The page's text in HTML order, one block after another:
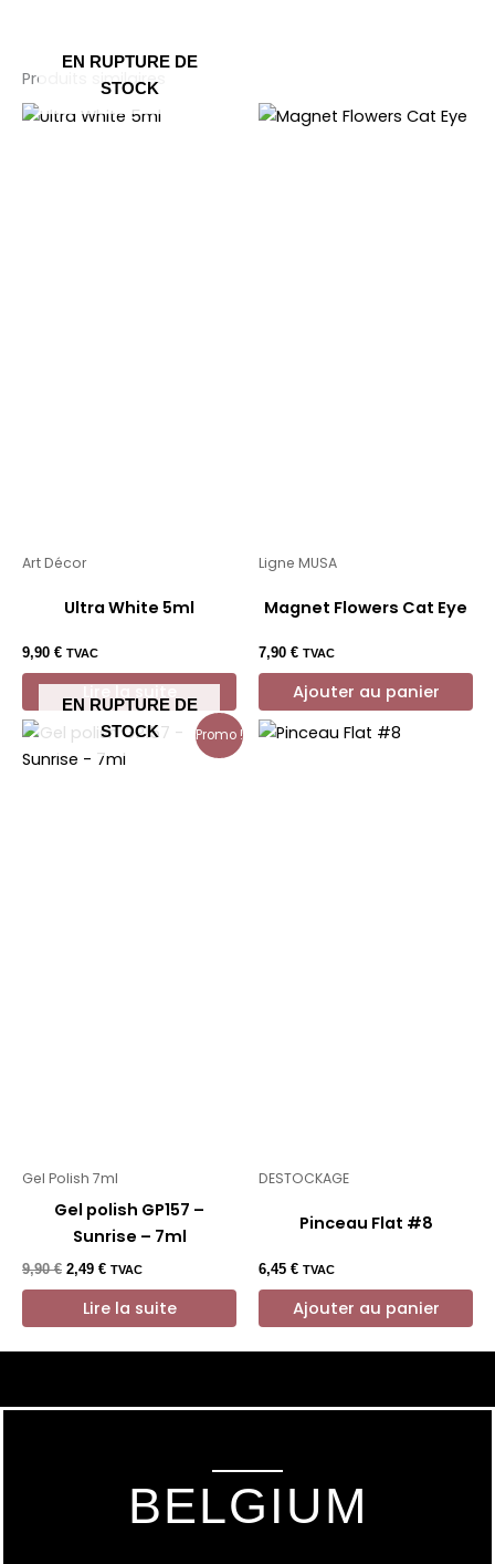
Produits similaires
EN RUPTURE DE
STOCK
Art Décor
Ultra White 5ml
9,90 € TVAC
Ligne MUSA
Magnet Flowers Cat Eye
7,90 € TVAC
Ajouter au panier
Promo !
EN RUPTURE DE
STOCK
Gel Polish 7ml
Gel polish GP157 –
Sunrise – 7ml
9,90€ Le
prix
initial
était :
2,49 €Le
prix
actuel
est :
TVAC
Lire la suite
DESTOCKAGE
Pinceau Flat #8
6,45 € TVAC
Ajouter au panier
BELGIUM